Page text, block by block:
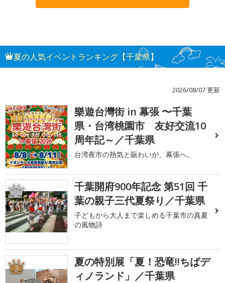
夏の人気イベントランキング【千葉県】
2026/08/07 更新
1
樂遊台灣街 in 幕張 〜千葉
県・台湾桃園市 友好交流10
周年記～／千葉県
台湾夜市の熱気と賑わいが、幕張へ。
2
千葉開府900年記念 第51回 千
葉の親子三代夏祭り／千葉県
子どもから大人まで楽しめる千葉市の真夏
の風物詩
3
夏の特別展「夏！恐竜!!ちばデ
ィノランド」／千葉県